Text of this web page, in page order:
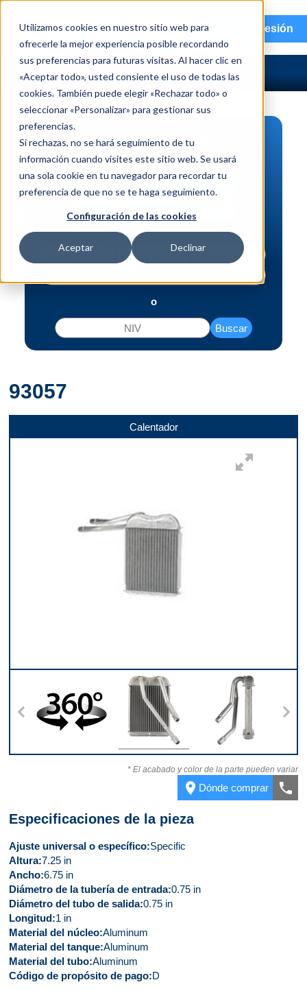
Utilizamos cookies en nuestro sitio web para
ofrecerle la mejor experiencia posible recordando
sus preferencias para futuras visitas. Al hacer clic en
«Aceptar todo», usted consiente el uso de todas las
cookies. También puede elegir «Rechazar todo» o
seleccionar «Personalizar» para gestionar sus
preferencias.
Si rechazas, no se hará seguimiento de tu
información cuando visites este sitio web. Se usará
una sola cookie en tu navegador para recordar tu
preferencia de que no se te haga seguimiento.
Configuración de las cookies
Aceptar Declinar
menu Iniciar sesión
BÚSQUEDA DE PIEZAS
Vehículo | NIV
Pieza | N.º de intercambio
o
Buscar
93057
Calentador
Parte delantera Lado derecho
* El acabado y color de la parte pueden variar
place Dónde comprar call
Especificaciones de la pieza
Ajuste universal o específico Specific
Altura 7.25 in
Ancho 6.75 in
Diámetro de la tubería de entrada 0.75 in
Diámetro del tubo de salida 0.75 in
Longitud 1 in
Material del núcleo Aluminum
Material del tanque Aluminum
Material del tubo Aluminum
Código de propósito de pago D